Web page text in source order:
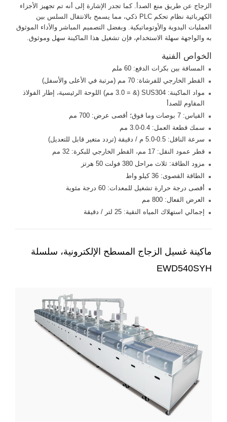
الزجاج عن طريق منع الصدأ. كما تجدر الإشارة إلى أنه تم تجهيز الأجزاء
الكهربائية نظام تحكم PLC ذكي، مما يسمح بالانتقال السلس بين
العمليات اليدوية والأوتوماتيكية. وبفضل التصميم المباشر والأداء الموثوق
به والواجهة سهلة الاستخدام، فإن تشغيل هذا الماكينة سهل وموثوق.
الخواص الفنية
المسافة بين بكرات الدفع: 60 ملم
القطر الخارجي للفرشاة: 70 مم (مرتبة في الأعلى والأسفل)
مواد الماكينة: SUS304 (& = 3.0 مم) اللوحة الرئيسية، إطار الفولاذ
المقاوم للصدأ
القياس: 7 بوصات وما فوق؛ أقصى عرض: 700 مم
سمك قطعة العمل: 0.4-3.0 مم
سرعة الناقل: 0.5-5.0 م / دقيقة (تردد متغير قابل للتعديل)
قطر عمود النقل: 17 مم، القطر الخارجي للبكرة: 32 مم
مزود الطاقة: ثلاث مراحل 380 فولت 50 هرتز
الطاقة القصوى: 36 كيلو واط
أقصى درجة حرارة تشغيل للمعدات: 60 درجة مئوية
العرض الفعال: 800 مم
إجمالي استهلاك المياه النقية: 25 لتر / دقيقة
ماكينة غسيل الزجاج المسطح الإلكترونية، سلسلة
EWD540SYH